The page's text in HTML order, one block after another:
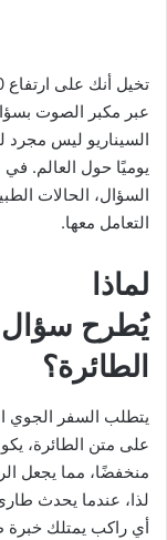
عبر مكبر الصوت
السيناريو ليس مجرد
يوميًا حول العالم.
السؤال، الحالات
التعامل معها.
لماذا
يُطرح
الطائرة؟
يتطلب السفر الجوي
على متن الطائرة،
منخفضًا، مما يجعل
لذا، عندما يحدث
أي راكب يمتلك خبرة